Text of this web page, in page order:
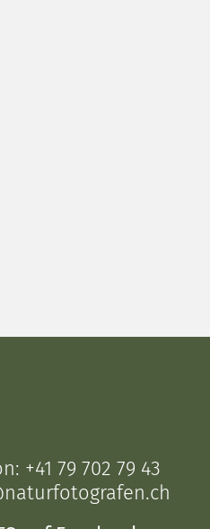
+41 79 702 79 43